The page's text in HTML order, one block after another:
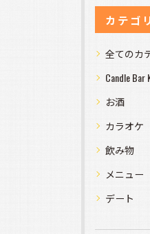
カテゴ
全てのカ
Candle Bar
お酒
カラオケ
飲み物
メニュー
デート